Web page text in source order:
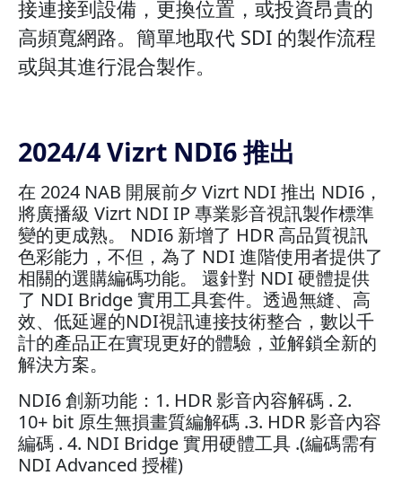
接連接到設備，更換位置，或投資昂貴的
高頻寬網路。簡單地取代 SDI 的製作流程
或與其進行混合製作。
2024/4 Vizrt NDI6 推出
在 2024 NAB 開展前夕 Vizrt NDI 推出 NDI6，
將廣播級 Vizrt NDI IP 專業影音視訊製作標準
變的更成熟。 NDI6 新增了 HDR 高品質視訊
色彩能力，不但，為了 NDI 進階使用者提供了
相關的選購編碼功能。 還針對 NDI 硬體提供
了 NDI Bridge 實用工具套件。透過無縫、高
效、低延遲的NDI視訊連接技術整合，數以千
計的產品正在實現更好的體驗，並解鎖全新的
解決方案。
NDI6 創新功能：1. HDR 影音內容解碼 . 2.
10+ bit 原生無損畫質編解碼 .3. HDR 影音內容
編碼 . 4. NDI Bridge 實用硬體工具 .(編碼需有
NDI Advanced 授權)